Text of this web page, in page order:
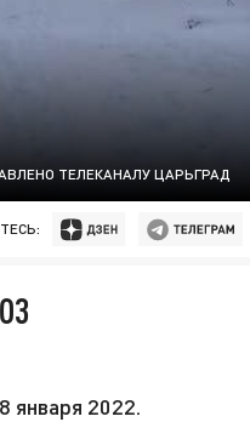
ТЕЛЕКАНАЛУ ЦАРЬГРАД
января 2022.